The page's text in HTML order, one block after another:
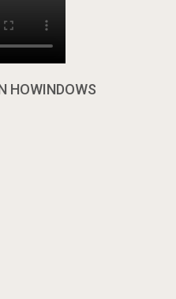
HOWINDOWS